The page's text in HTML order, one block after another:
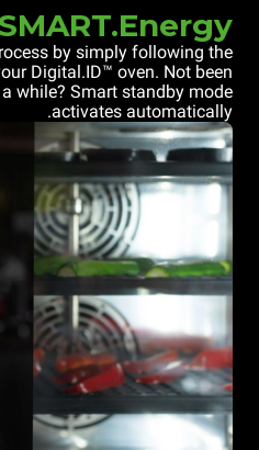
by simply following the
Digital.ID™ oven. Not been
while? Smart standby mode
activates automatically.